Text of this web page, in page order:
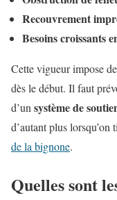
Recouvrement
Besoins croissants
Cette vigueur impose
dès le début. Il faut
d’unsystème de
d’autant plus lorsqu’on
de la bignone.
Quelles sont